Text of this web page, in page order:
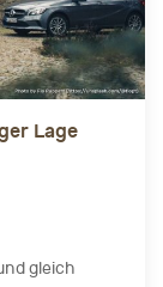
Lage
gleich